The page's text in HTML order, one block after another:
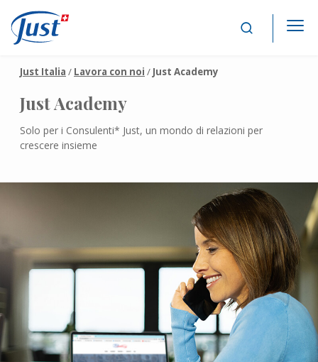
Main Navigation
Just Italia / Lavora con noi / Just Academy
Just Academy
Solo per i Consulenti* Just, un mondo di relazioni per
crescere insieme